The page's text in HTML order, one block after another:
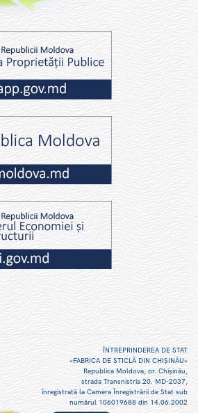
ÎNTREPRINDEREA DE STAT
«FABRICA DE STICLĂ DIN CHIŞINĂU»
Republica Moldova, or. Chişinău,
strada Transnistria 20. MD-2037,
înregistrată la Camera Înregistrării de Stat sub
numărul 106019688 din 14.06.2002